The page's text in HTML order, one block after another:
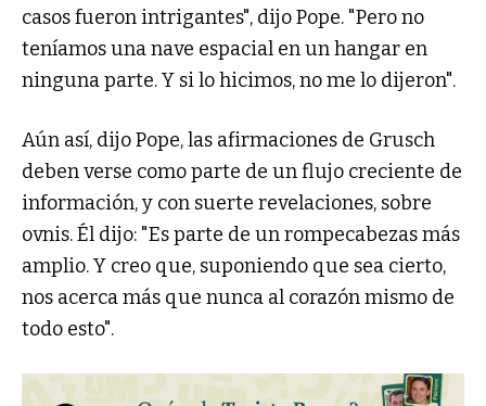
casos fueron intrigantes", dijo Pope. "Pero no
teníamos una nave espacial en un hangar en
ninguna parte. Y si lo hicimos, no me lo dijeron".
Aún así, dijo Pope, las afirmaciones de Grusch
deben verse como parte de un flujo creciente de
información, y con suerte revelaciones, sobre
ovnis. Él dijo: "Es parte de un rompecabezas más
amplio. Y creo que, suponiendo que sea cierto,
nos acerca más que nunca al corazón mismo de
todo esto".